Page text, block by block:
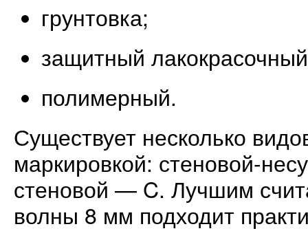
грунтовка;
защитный
полимерный.
Существует несколько
маркировкой: стеновой-
стеновой — C. Лучшим
волны 8 мм подходит